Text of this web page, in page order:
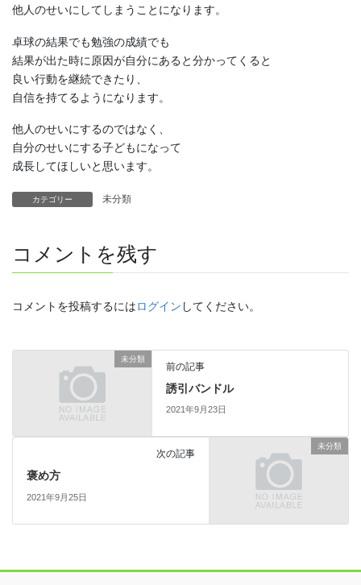
他人のせいにしてしまうことになります。
卓球の結果でも勉強の成績でも
結果が出た時に原因が自分にあると分かってくると
良い行動を継続できたり、
自信を持てるようになります。
他人のせいにするのではなく、
自分のせいにする子どもになって
成長してほしいと思います。
カテゴリー 未分類
コメントを残す
コメントを投稿するにはログイン してください。
未分類
前の記事
誘引バンドル
2021年9月23日
未分類
次の記事
褒め方
2021年9月25日